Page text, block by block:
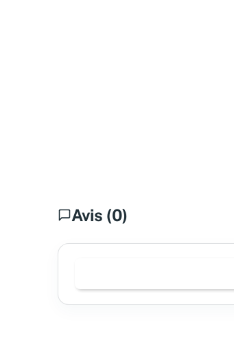
Avis (0)